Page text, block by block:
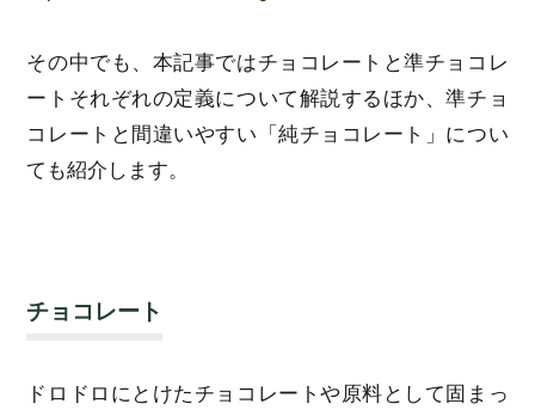
その中でも、本記事ではチョコレートと準チョコレ
ートそれぞれの定義について解説するほか、準チョ
コレートと間違いやすい「純チョコレート」につい
ても紹介します。
チョコレート
ドロドロにとけたチョコレートや原料として固まっ